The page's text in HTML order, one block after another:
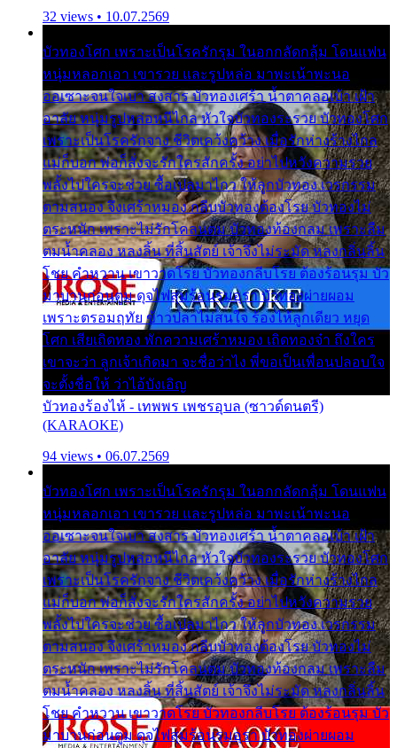
32 views • 10.07.2569
บัวทองโศก เพราะเป็นโรครักรุม ในอกกลัดกลุ้ม โดนแฟน
หนุ่มหลอกเอา เขารวย และรูปหล่อ มาพะเน้าพะนอ
ออเซาะจนใจเบา สงสาร บัวทองเศร้า น้ำตาคลอเบ้า เฝ้า
อาลัย หนุ่มรูปหล่อหนีไกล หัวใจบัวทองระรวย บัวทองโศก
เพราะเป็นโรครักจาง ชีวิตเคว้งคว้าง เมื่อรักห่างร้างไกล
แม่ก็บอก พ่อก็สั่งจะรักใครสักครั้ง อย่าไปหวังความรวย
พลั้งไปใครจะช่วย ซื้อเปลมาไกว ให้ลูกบัวทอง เวรกรรม
ตามสนอง จึงเศร้าหมอง กลีบบัวทองต้องโรย บัวทองไม่
ตระหนัก เพราะไม่รักโคลนตม บัวทองท้องกลม เพราะลืม
ตมน้ำคลอง หลงลิ้น ที่สิ้นสัตย์ เจ้าจึงไม่ระมัด หลงกลิ่นลิ้น
โชย คำหวาน เขาวาดโรย บัวทองกลีบโรย ต้องร้อนรุม บัว
มาบานก่อนตูม ดุจไฟสุมร้อนรุมอุรา บัวทองผ่ายผอม
เพราะตรอมฤทัย ข้าวปลาไม่สนใจ ร้องไห้ลูกเดียว หยุด
โศก เสียเถิดทอง พักความเศร้าหมอง เถิดทองจ๋า ถึงใคร
เขาจะว่า ลูกเจ้าเกิดมา จะชื่อว่าไง พี่ขอเป็นเพื่อนปลอบใจ
จะตั้งชื่อให้ ว่าไอ้บังเอิญ
บัวทองร้องไห้ - เทพพร เพชรอุบล (ซาวด์ดนตรี)
(KARAOKE)
94 views • 06.07.2569
บัวทองโศก เพราะเป็นโรครักรุม ในอกกลัดกลุ้ม โดนแฟน
หนุ่มหลอกเอา เขารวย และรูปหล่อ มาพะเน้าพะนอ
ออเซาะจนใจเบา สงสาร บัวทองเศร้า น้ำตาคลอเบ้า เฝ้า
อาลัย หนุ่มรูปหล่อหนีไกล หัวใจบัวทองระรวย บัวทองโศก
เพราะเป็นโรครักจาง ชีวิตเคว้งคว้าง เมื่อรักห่างร้างไกล
แม่ก็บอก พ่อก็สั่งจะรักใครสักครั้ง อย่าไปหวังความรวย
พลั้งไปใครจะช่วย ซื้อเปลมาไกว ให้ลูกบัวทอง เวรกรรม
ตามสนอง จึงเศร้าหมอง กลีบบัวทองต้องโรย บัวทองไม่
ตระหนัก เพราะไม่รักโคลนตม บัวทองท้องกลม เพราะลืม
ตมน้ำคลอง หลงลิ้น ที่สิ้นสัตย์ เจ้าจึงไม่ระมัด หลงกลิ่นลิ้น
โชย คำหวาน เขาวาดโรย บัวทองกลีบโรย ต้องร้อนรุม บัว
มาบานก่อนตูม ดุจไฟสุมร้อนรุมอุรา บัวทองผ่ายผอม